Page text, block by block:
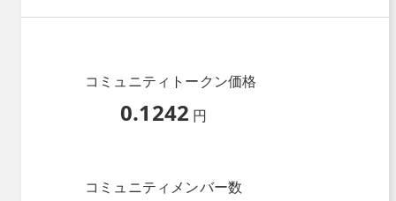
コミュニティトークン価格
0.1242 円
コミュニティメンバー数